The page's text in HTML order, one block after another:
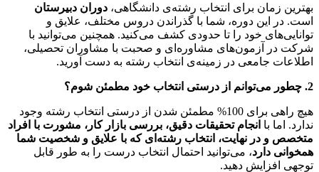
بهترین زمان برای انتخاب رشته‌ی دانشگاهی، دوران دبیرستان
است. در این دوره، شما با گذراندن دروس مختلف، علایق و
توانایی‌های خود را تا حدودی کشف می‌کنید. همچنین می‌توانید با
شرکت در آزمون‌های مشاوره‌ای و صحبت با مشاوران تحصیلی،
اطلاعات جامعی در زمینه‌ی انتخاب رشته به دست آورید.
2. چطور می‌توانم از درستی انتخاب خود مطمئن شوم؟
هیچ راهی برای 100% مطمئن شدن از درستی انتخاب رشته وجود
ندارد. اما با انجام تحقیقات دقیق، بررسی بازار کار، مشورت با افراد
متخصص و در نهایت، انتخاب رشته‌ای که با علایق و شخصیت شما
همخوانی دارد، می‌توانید احتمال انتخاب درست را به طور قابل
توجهی افزایش دهید.